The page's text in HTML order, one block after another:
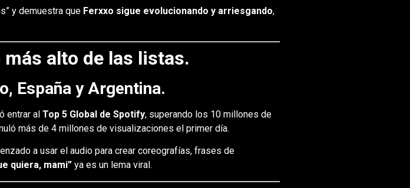
y demuestra que Ferxxo sigue evolucionando y arriesgando,
alto de las listas.
España y Argentina.
entrar al Top 5 Global de Spotify, superando los 10 millones de
más de 4 millones de visualizaciones el primer día.
a usar el audio para crear coreografías, frases de
quiera, mami”ya es un lema viral.